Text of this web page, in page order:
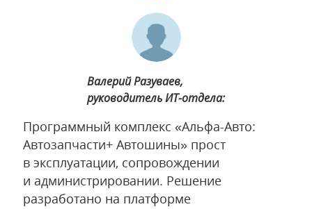
Валерий Разуваев,
руководитель ИT-отдела:
Программный комплекс «Альфа-Авто:
Автозапчасти+ Автошины» прост
в эксплуатации, сопровождении
и администрировании. Решение
разработано на платформе